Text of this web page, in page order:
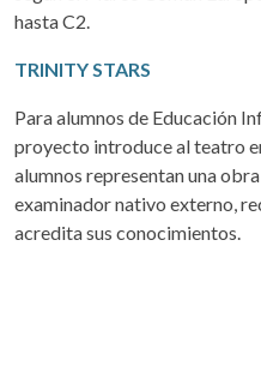
hasta C2.
TRINITY STARS
Para alumnos de Educación
proyecto introduce al teatro
alumnos representan una
examinador nativo externo,
acredita sus conocimientos.